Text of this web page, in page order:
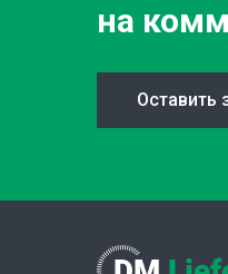
на
Оставить